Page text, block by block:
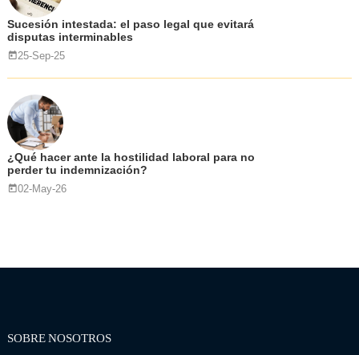
Sucesión intestada: el paso legal que evitará
disputas interminables
25-Sep-25
¿Qué hacer ante la hostilidad laboral para no
perder tu indemnización?
02-May-26
SOBRE NOSOTROS